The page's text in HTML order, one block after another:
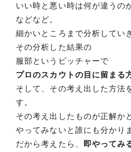
いい時と悪い時は何が違うの
などなど。
細かいところまで分析してい
その分析した結果の
服部というピッチャーで
プロのスカウトの目に留まる
そして、その考え出した方法
す。
その考え出したものが正解か
やってみないと誰にも分かり
だから考えたら、
即やってみ